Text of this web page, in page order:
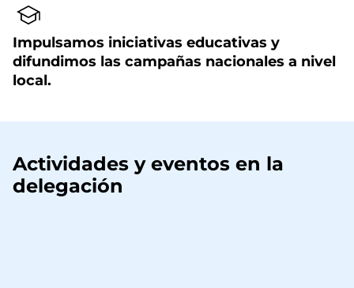
Impulsamos iniciativas educativas y
difundimos las campañas nacionales a nivel
local.
Actividades y eventos en la
delegación